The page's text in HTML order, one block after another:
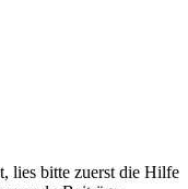
lies bitte zuerst die Hilfe